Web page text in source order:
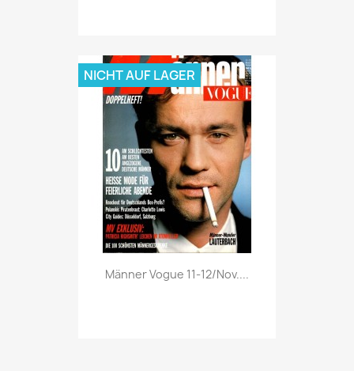
Vorschau
Männer Vogue 11-12/Nov....
NICHT AUF LAGER